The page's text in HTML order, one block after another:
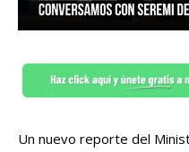
Un nuevo reporte del